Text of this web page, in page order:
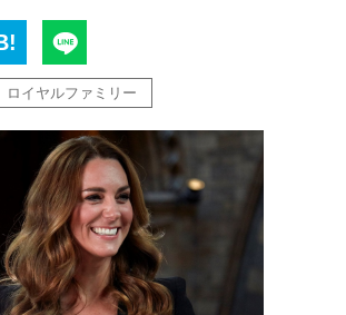
ロイヤルファミリー